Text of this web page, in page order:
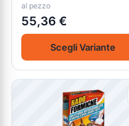
al pezzo
55,36 €
Scegli Variante